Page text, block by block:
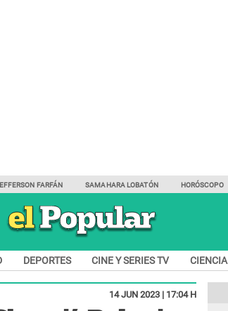
FARFÁN SAMAHARA LOBATÓN HORÓSCOPO
DEPORTES CINE Y SERIES TV CIENCIA
14 JUN 2023 | 17:04 H